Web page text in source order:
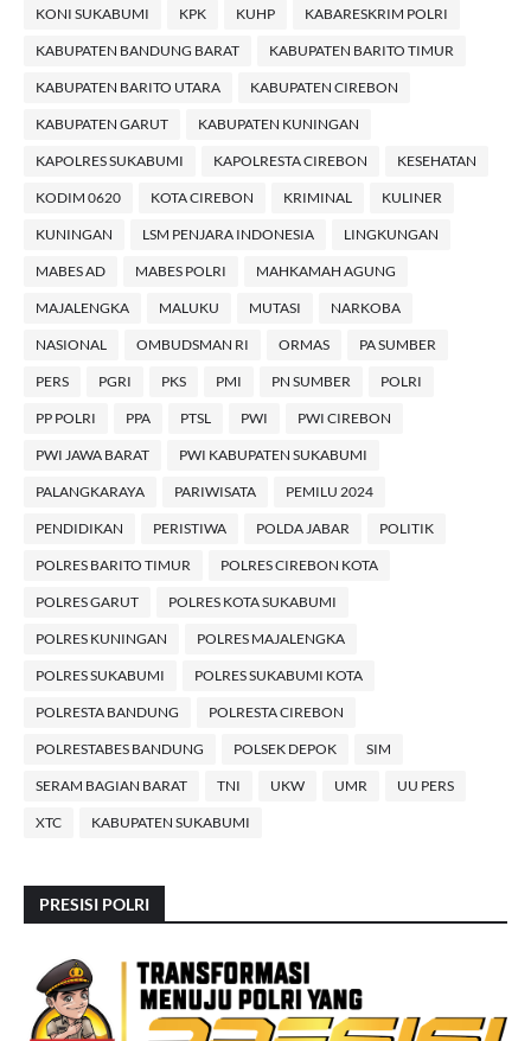
KONI SUKABUMI KPK KUHP KABARESKRIM POLRI
KABUPATEN BANDUNG BARAT KABUPATEN BARITO TIMUR
KABUPATEN BARITO UTARA KABUPATEN CIREBON
KABUPATEN GARUT KABUPATEN KUNINGAN
KAPOLRES SUKABUMI KAPOLRESTA CIREBON KESEHATAN
KODIM 0620 KOTA CIREBON KRIMINAL KULINER
KUNINGAN LSM PENJARA INDONESIA LINGKUNGAN
MABES AD MABES POLRI MAHKAMAH AGUNG
MAJALENGKA MALUKU MUTASI NARKOBA
NASIONAL OMBUDSMAN RI ORMAS PA SUMBER
PERS PGRI PKS PMI PN SUMBER POLRI
PP POLRI PPA PTSL PWI PWI CIREBON
PWI JAWA BARAT PWI KABUPATEN SUKABUMI
PALANGKARAYA PARIWISATA PEMILU 2024
PENDIDIKAN PERISTIWA POLDA JABAR POLITIK
POLRES BARITO TIMUR POLRES CIREBON KOTA
POLRES GARUT POLRES KOTA SUKABUMI
POLRES KUNINGAN POLRES MAJALENGKA
POLRES SUKABUMI POLRES SUKABUMI KOTA
POLRESTA BANDUNG POLRESTA CIREBON
POLRESTABES BANDUNG POLSEK DEPOK SIM
SERAM BAGIAN BARAT TNI UKW UMR UU PERS
XTC KABUPATEN SUKABUMI
PRESISI POLRI